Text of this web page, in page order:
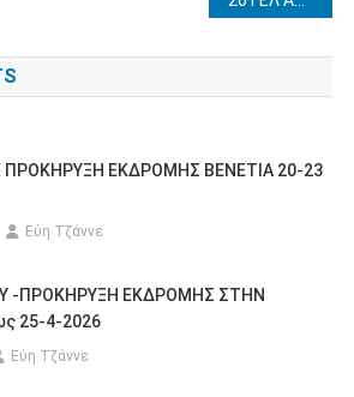
ΠΡΟΚΗΡΥΞΗ ΕΚΔΡΟΜΗΣ ΒΕΝΕΤΙΑ 20-23
Εύη Τζάννε
-ΠΡΟΚΗΡΥΞΗ ΕΚΔΡΟΜΗΣ ΣΤΗΝ
25-4-2026
Εύη Τζάννε